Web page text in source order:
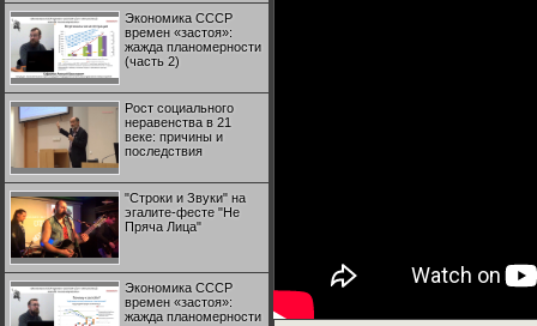
Экономика СССР
времен «застоя»:
жажда планомерности
(часть 2)
Рост социального
неравенства в 21
веке: причины и
последствия
"Строки и Звуки" на
эгалите-фесте "Не
Пряча Лица"
Экономика СССР
времен «застоя»:
жажда планомерности